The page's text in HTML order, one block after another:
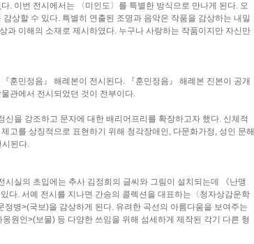
. 이번 전시에서는 〈미인도〉를 특별한 방식으로 만나게 된다. 오
상할 수 있다. 특별히 연출된 조명과 음악은 작품을 감상하는 내밀
과 이해의 소재로 제시하였다. 누구나 사랑하는 작품이지만 자신만
훈민정음』 해례본이 전시된다. 『훈민정음』 해례본 진본이 공개
관에서 전시되었던 것이 전부이다.
을 강조하고 문자에 대한 배리어프리를 확장하고자 했다. 신체적
고를 상징적으로 표현하기 위해 청각장애인, 다문화가정, 성인 문해
시된다.
실의 초입에는 추사 김정희의 글씨와 그림이 설치되는데 《난맹
다. 서예 전시를 지나면 간송의 콜렉션을 대표하는〈청자상감운학
병>(국보)을 감상하게 된다. 유려한 곡선의 아름다움을 보여주는
원인>(보물) 등 다양한 쓰임을 위해 섬세하게 제작된 각기 다른 형